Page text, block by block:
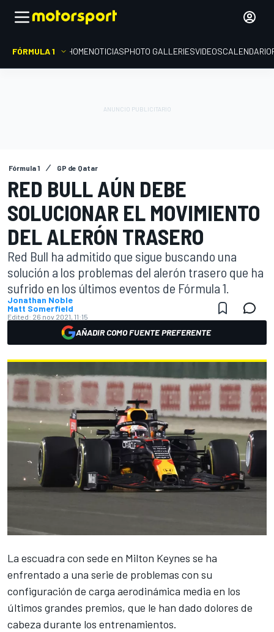
FÓRMULA 1 HOMENOTICIASPHOTO GALLERIESVIDEOSCALENDARIO
Fórmula 1 GP de Qatar
RED BULL AÚN DEBE
SOLUCIONAR EL MOVIMIENTO
DEL ALERÓN TRASERO
Red Bull ha admitido que sigue buscando una
solución a los problemas del alerón trasero que ha
sufrido en los últimos eventos de Fórmula 1.
Jonathan Noble
Matt Somerfield
Edited: 26 nov 2021, 11:15
AÑADIR COMO FUENTE PREFERENTE
La escuadra con sede en Milton Keynes se ha
enfrentado a una serie de problemas con su
configuración de carga aerodinámica media en los
últimos grandes premios, que le han dado dolores de
cabeza durante los entrenamientos.